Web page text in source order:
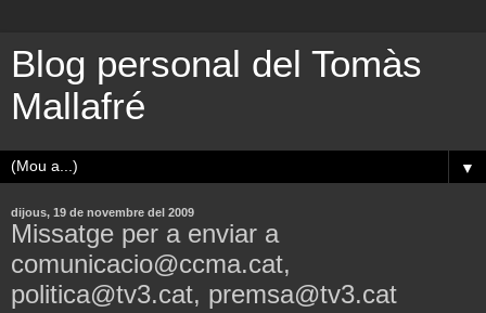
Blog personal del Tomàs
Mallafré
▼
dijous, 19 de novembre del 2009
Missatge per a enviar a
comunicacio@ccma.cat,
politica@tv3.cat, premsa@tv3.cat